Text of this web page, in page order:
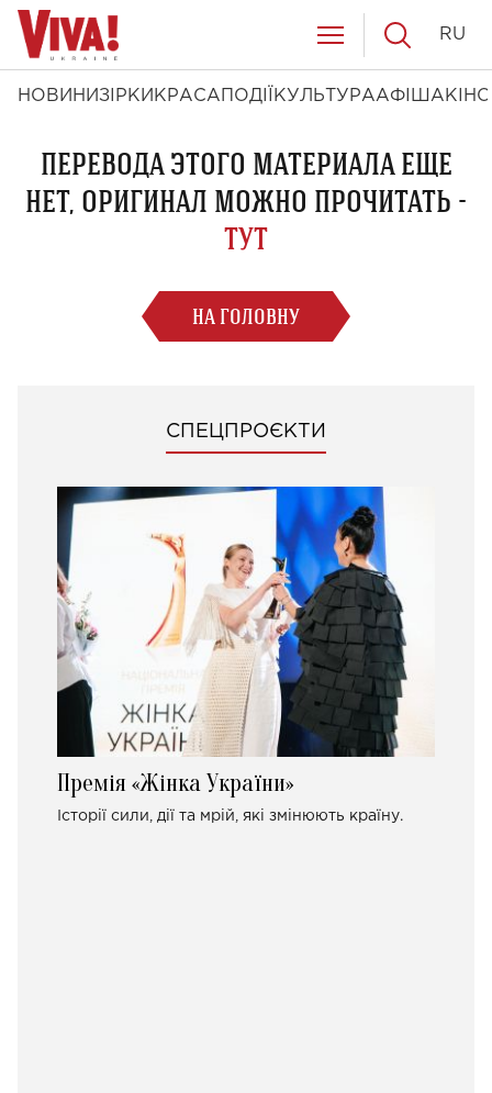
НОВИНИ ЗІРКИ КРАСА ПОДІЇ КУЛЬТУРААФІША КІНО
RU
ПЕРЕВОДА ЭТОГО МАТЕРИАЛА ЕЩЕ
НЕТ, ОРИГИНАЛ МОЖНО ПРОЧИТАТЬ -
ТУТ
НА ГОЛОВНУ
СПЕЦПРОЄКТИ
Премія «Жінка України»
Історії сили, дії та мрій, які змінюють країну.